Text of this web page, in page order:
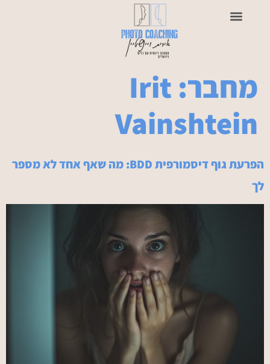
מחבר: Irit
Vainshtein
הפרעת גוף דיסמורפית BDD: מה שאף אחד לא מספר
לך